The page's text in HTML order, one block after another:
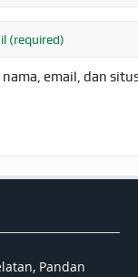
nama, email, dan
Pandan